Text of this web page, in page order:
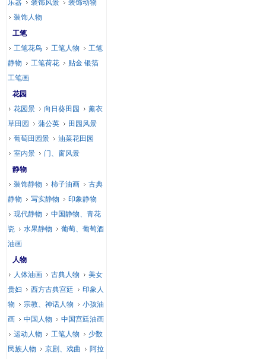
乐器 装饰风景
装饰动物
装饰人物
工笔
工笔花鸟
工笔人物
工笔
静物
工笔荷花
贴金 银箔
工笔画
花园
花园景
向日葵田园
薰衣
草田园
蒲公英
田园风景
葡萄田园景
油菜花田园
室内景
门、窗风景
静物
装饰静物
柿子油画
古典
静物
写实静物
印象静物
现代静物
中国静物、青花
瓷
水果静物
葡萄、葡萄酒
油画
人物
人体油画
古典人物
美女
贵妇
西方古典宫廷
印象人
物
宗教、神话人物
小孩油
画
中国人物
中国宫廷油画
运动人物
工笔人物
少数
民族人物
京剧、戏曲
阿拉